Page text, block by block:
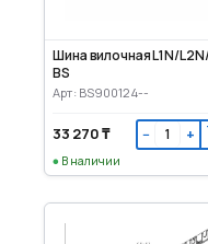
Шина вилочная L1N/
BS
Арт: BS900124--
33 270 ₸ − +
В наличии